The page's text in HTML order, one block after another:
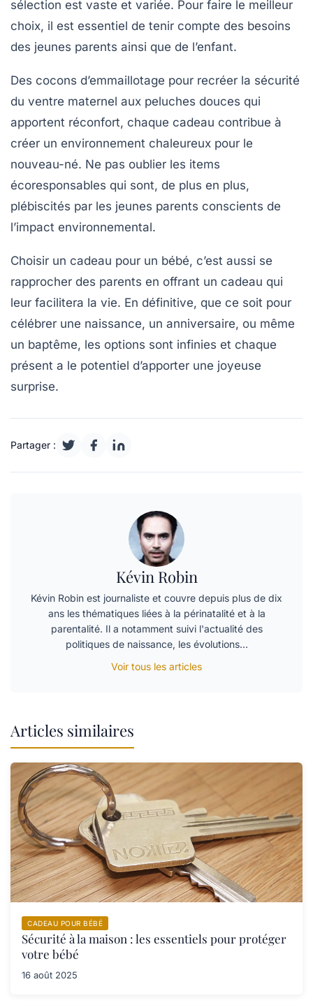
sélection est vaste et variée. Pour faire le meilleur
choix, il est essentiel de tenir compte des besoins
des jeunes parents ainsi que de l’enfant.
Des cocons d’emmaillotage pour recréer la sécurité
du ventre maternel aux peluches douces qui
apportent réconfort, chaque cadeau contribue à
créer un environnement chaleureux pour le
nouveau-né. Ne pas oublier les items
écoresponsables qui sont, de plus en plus,
plébiscités par les jeunes parents conscients de
l’impact environnemental.
Choisir un cadeau pour un bébé, c’est aussi se
rapprocher des parents en offrant un cadeau qui
leur facilitera la vie. En définitive, que ce soit pour
célébrer une naissance, un anniversaire, ou même
un baptême, les options sont infinies et chaque
présent a le potentiel d’apporter une joyeuse
surprise.
Partager :
Kévin Robin
Kévin Robin est journaliste et couvre depuis plus de dix
ans les thématiques liées à la périnatalité et à la
parentalité. Il a notamment suivi l'actualité des
politiques de naissance, les évolutions…
Voir tous les articles
Articles similaires
CADEAU POUR BÉBÉ
Sécurité à la maison : les essentiels pour protéger
votre bébé
16 août 2025